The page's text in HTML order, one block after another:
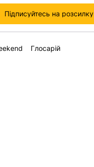
Підписуйтесь на розсилку
Глосарій